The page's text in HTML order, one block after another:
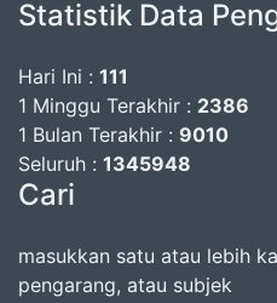
Statistik Data
Hari Ini : 111
1 Minggu Terakhir : 2386
1 Bulan Terakhir : 9010
Seluruh : 1345948
Cari
masukkan satu atau lebih
pengarang, atau subjek